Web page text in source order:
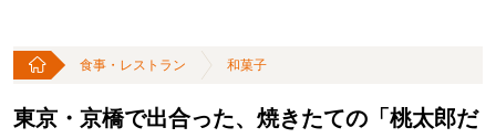
食事・レストラン 和菓子
東京・京橋で出合った、焼きたての「桃太郎だ